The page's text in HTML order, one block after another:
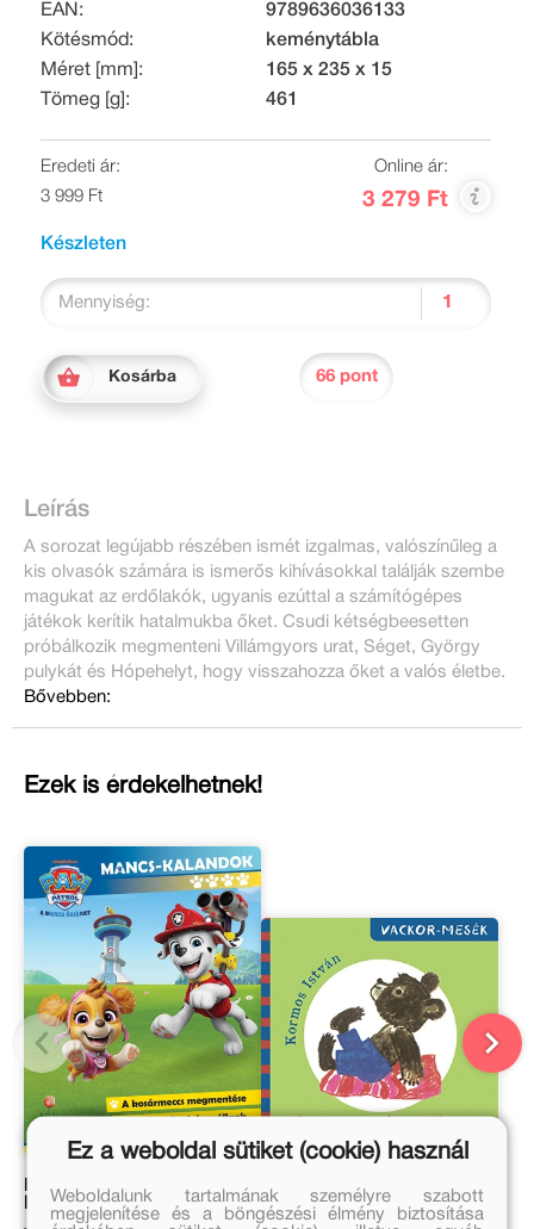
EAN:
9789636036133
Kötésmód:
keménytábla
Méret [mm]:
165 x 235 x 15
Tömeg [g]:
461
Eredeti ár:
3 999 Ft
Online ár:
3 279 Ft
Készleten
Mennyiség:
Kosárba 66 pont
Leírás
A sorozat legújabb részében ismét izgalmas, valószínűleg a
kis olvasók számára is ismerős kihívásokkal találják szembe
magukat az erdőlakók, ugyanis ezúttal a számítógépes
játékok kerítik hatalmukba őket. Csudi kétségbeesetten
próbálkozik megmenteni Villámgyors urat, Séget, György
pulykát és Hópehelyt, hogy visszahozza őket a valós életbe.
Bővebben:
Ezek is érdekelhetnek!
Mancs Őrjárat – Mancs-
kalandok 4.
Vackor az óvodában
Ez a weboldal sütiket (cookie) használ
Weboldalunk tartalmának személyre szabott
megjelenítése és a böngészési élmény biztosítása